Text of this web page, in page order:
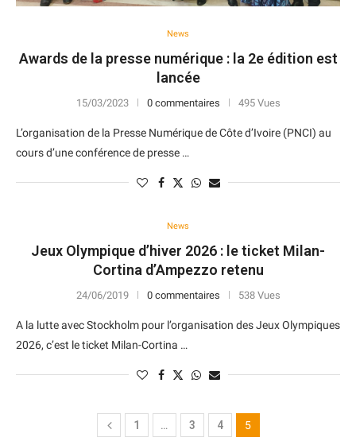
News
Awards de la presse numérique : la 2e édition est
lancée
15/03/2023 0 commentaires 495 Vues
L’organisation de la Presse Numérique de Côte d’Ivoire (PNCI) au
cours d’une conférence de presse …
News
Jeux Olympique d’hiver 2026 : le ticket Milan-
Cortina d’Ampezzo retenu
24/06/2019 0 commentaires 538 Vues
A la lutte avec Stockholm pour l’organisation des Jeux Olympiques
2026, c’est le ticket Milan-Cortina …
1 … 3 4 5